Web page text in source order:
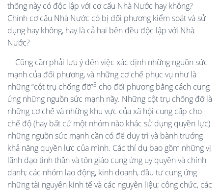
thống này có độc lập với cơ cấu Nhà Nước hay không?
Chính cơ cấu Nhà Nước có bị đối phương kiểm soát và sử
dụng hay không, hay là cả hai bên đều độc lập với Nhà
Nước?
Cũng cần phải lưu ý đến việc xác định những nguồn sức
mạnh của đối phương, và những cơ chế phục vụ như là
những “cột trụ chống đỡ”3 cho đối phương bằng cách cung
ứng những nguồn sức mạnh nầy. Những cột trụ chống đỡ là
những cơ chế và những khu vực của xã hội cung cấp cho
chế độ (hay bất cứ một nhóm nào khác sử dụng quyền lực)
những nguồn sức mạnh cần có để duy trì và bành trướng
khả năng quyền lực của mình. Các thí dụ bao gồm những vị
lãnh đạo tinh thần và tôn giáo cung ứng uy quyền và chính
danh; các nhóm lao động, kinh doanh, đầu tư cung ứng
những tài nguyên kinh tế và các nguyên liệu; công chức, các